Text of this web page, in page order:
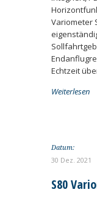
Variometer
Echtzeit
Weiterlesen
Datum:
30 Dez. 2021
S80